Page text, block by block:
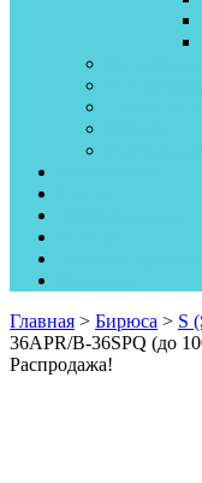
Главная > Бирюса > S
36APR/B-36SPQ (до
Распродажа!